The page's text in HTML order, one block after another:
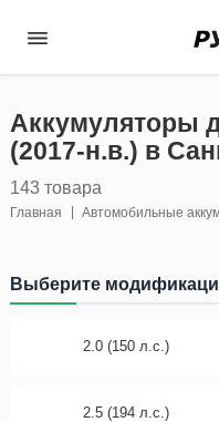
Аккумуляторы
(2017-н.в.) в
143 товара
Главная Автомобильные
Выберите
2.0 (150 л.с.)
2.5 (194 л.с.)